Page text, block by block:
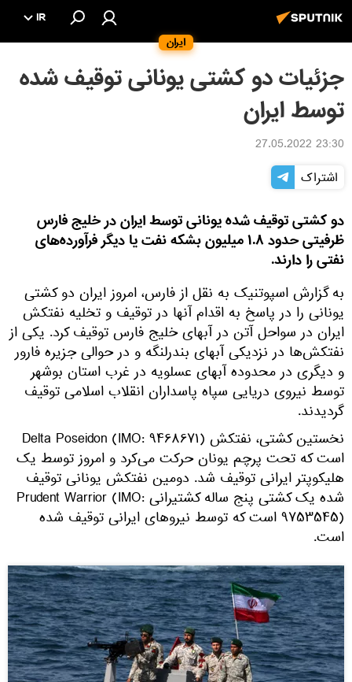
ایران
IR
جزئیات دو کشتی یونانی توقیف شده
توسط ایران
23:30 27.05.2022
اشتراک
دو کشتی توقیف شده یونانی توسط ایران در خلیج فارس
ظرفیتی حدود ۱.۸ میلیون بشکه نفت یا دیگر فرآورده‌های
نفتی را دارند.
به گزارش اسپوتنیک به نقل از فارس، امروز ایران دو کشتی
یونانی را در پاسخ به اقدام آنها در توقیف و تخلیه نفتکش
ایران در سواحل آتن در آبهای خلیج فارس توقیف کرد. یکی از
نفتکش‌ها در نزدیکی آبهای بندرلنگه و در حوالی جزیره فارور
و دیگری در محدوده آبهای عسلویه در غرب استان بوشهر
توسط نیروی دریایی سپاه پاسداران انقلاب اسلامی توقیف
گردیدند.
نخستین کشتی، نفتکش Delta Poseidon (IMO: ۹۴۶۸۶۷۱)
است که تحت پرچم یونان حرکت می‌کرد و امروز توسط یک
هلیکوپتر ایرانی توقیف شد. دومین نفتکش یونانی توقیف
شده یک کشتی پنج ساله کشتیرانی Prudent Warrior (IMO:
۹۷۵۳۵۴۵) است که توسط نیروهای ایرانی توقیف شده
است.